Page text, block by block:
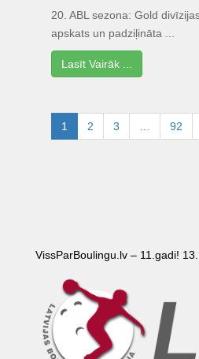
20. ABL sezona: Gold
apskats un padziļināta ...
Lasīt Vairāk ...
1 2 3 92
VissParBoulingu.lv – 11.gadi!